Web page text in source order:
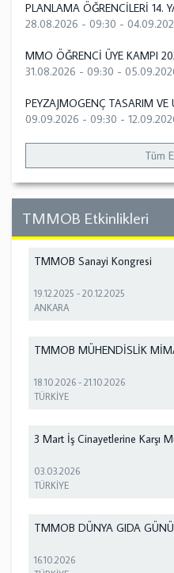
PLANLAMA ÖĞRENCİLERİ 14.
28.08.2026 - 09:30 -
MMO ÖĞRENCİ ÜYE KAMPI
31.08.2026 - 09:30 -
PEYZAJMOGENÇ TASARIM VE
09.09.2026 - 09:30 -
Tüm
TMMOB Etkinlikleri
TMMOB Sanayi Kongresi
19.12.2025 -20.12.2025
ANKARA
TMMOB MÜHENDİSLİK
18.10.2026 -21.10.2026
TÜRKİYE
3 Mart İş Cinayetlerine Karşı
03.03.2026
TÜRKİYE
TMMOB DÜNYA GIDA GÜNÜ
16.10.2026